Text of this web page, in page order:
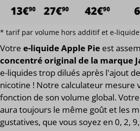
* tarif par volume hors additif et e-
Votre e-liquide Apple Pie est
concentré original de la marque
e-liquides trop dilués après l'ajout
nicotine ! Notre calculateur mesure
fonction de son volume global.
aura toujours le même goût et les
gustatives, que vous soyez en 0, 2,